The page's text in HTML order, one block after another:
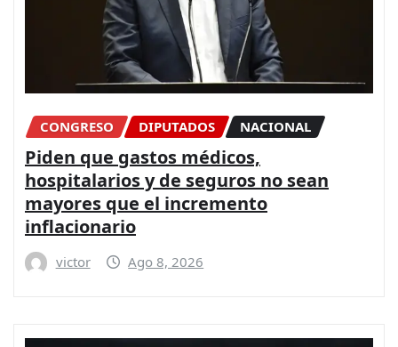
CONGRESO DIPUTADOS NACIONAL
Piden que gastos médicos,
hospitalarios y de seguros no sean
mayores que el incremento
inflacionario
victor Ago 8, 2026